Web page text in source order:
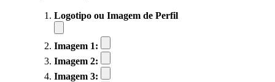
Logotipo ou Imagem de Perfil
Imagem 1:
Imagem 2:
Imagem 3: